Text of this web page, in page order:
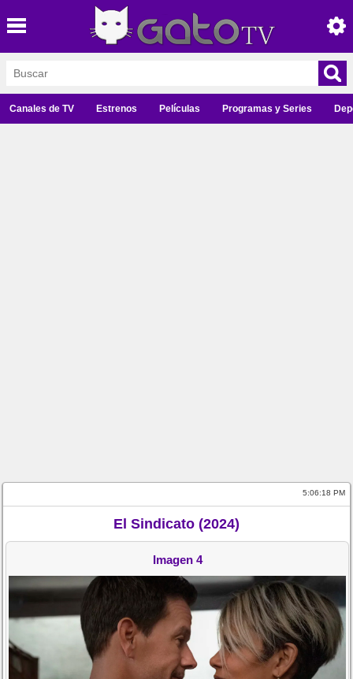
Canales de TV Estrenos Películas Programas y Series
5:06:18 PM
El Sindicato (2024)
Imagen 4